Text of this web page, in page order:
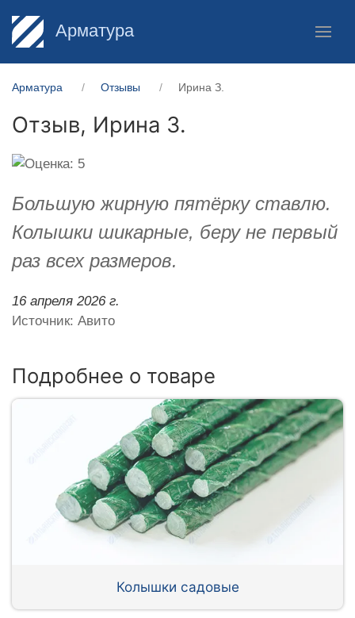
Арматура
Арматура Отзывы Ирина З.
Отзыв, Ирина З.
Большую жирную пятёрку ставлю.
Колышки шикарные, беру не первый
раз всех размеров.
16 апреля 2026 г.
Источник: Авито
Подробнее о товаре
Колышки садовые